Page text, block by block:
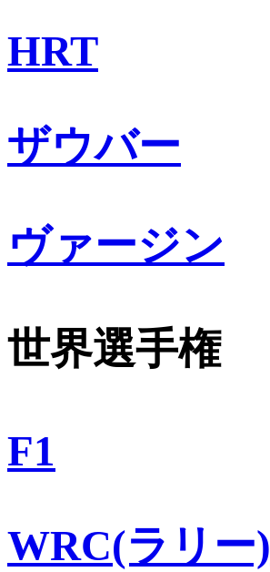
HRT
ザウバー
ヴァージン
世界選手権
F1
WRC(ラリー)